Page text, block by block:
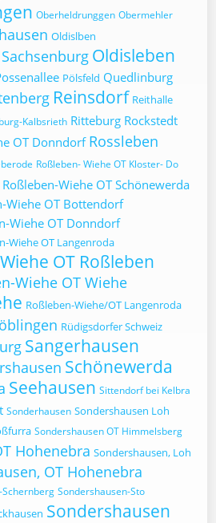
Oberheldrunggen Obermehler
Oldislben
Oldisleben
Pölsfeld Quedlinburg
Reinsdorf Reithalle
Kalbsrieth Ritteburg Rockstedt
OT Donndorf Rossleben
Roßleben- Wiehe OT Kloster- Do
Roßleben-Wiehe OT Schönewerda
Wiehe OT Bottendorf
Wiehe OT Donndorf
Wiehe OT Langenroda
OT Roßleben
Wiehe OT Wiehe
Roßleben-Wiehe/OT Langenroda
Rüdigsdorfer Schweiz
Sangerhausen
Schönewerda
Seehausen Sittendorf bei Kelbra
Sonderhausen Sondershausen Loh
Sondershausen OT Himmelsberg
Hohenebra Sondershausen, Loh
OT Hohenebra
Sondershausen-Sto
Sondershausen